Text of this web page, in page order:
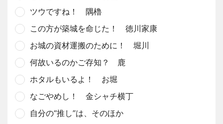
ツウですね！ 隅櫓
この方が築城を命じた！ 徳川家康
お城の資材運搬のために！ 堀川
何故いるのかご存知？ 鹿
ホタルもいるよ！ お堀
なごやめし！ 金シャチ横丁
自分の“推し”は、そのほか